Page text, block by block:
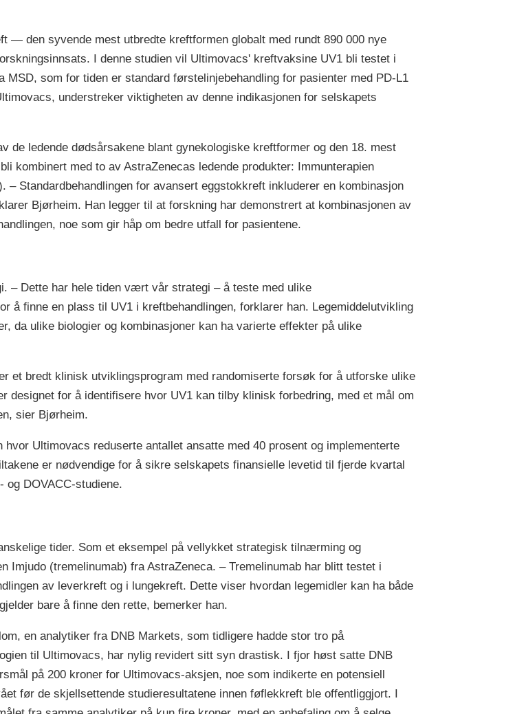
— den syvende mest utbredte kreftformen globalt med rundt 890 000 nye
I denne studien vil Ultimovacs' kreftvaksine UV1 bli testet i
MSD, som for tiden er standard førstelinjebehandling for pasienter med PD-L1
understreker viktigheten av denne indikasjonen for selskapets
de ledende dødsårsakene blant gynekologiske kreftformer og den 18. mest
kombinert med to av AstraZenecas ledende produkter: Immunterapien
Standardbehandlingen for avansert eggstokkreft inkluderer en kombinasjon
Bjørheim. Han legger til at forskning har demonstrert at kombinasjonen av
noe som gir håp om bedre utfall for pasientene.
– Dette har hele tiden vært vår strategi – å teste med ulike
å finne en plass til UV1 i kreftbehandlingen, forklarer han. Legemiddelutvikling
da ulike biologier og kombinasjoner kan ha varierte effekter på ulike
et bredt klinisk utviklingsprogram med randomiserte forsøk for å utforske ulike
designet for å identifisere hvor UV1 kan tilby klinisk forbedring, med et mål om
sier Bjørheim.
Ultimovacs reduserte antallet ansatte med 40 prosent og implementerte
er nødvendige for å sikre selskapets finansielle levetid til fjerde kvartal
og DOVACC-studiene.
tider. Som et eksempel på vellykket strategisk tilnærming og
Imjudo (tremelinumab) fra AstraZeneca. – Tremelinumab har blitt testet i
av leverkreft og i lungekreft. Dette viser hvordan legemidler kan ha både
bare å finne den rette, bemerker han.
en analytiker fra DNB Markets, som tidligere hadde stor tro på
til Ultimovacs, har nylig revidert sitt syn drastisk. I fjor høst satte DNB
på 200 kroner for Ultimovacs-aksjen, noe som indikerte en potensiell
før de skjellsettende studieresultatene innen føflekkreft ble offentliggjort. I